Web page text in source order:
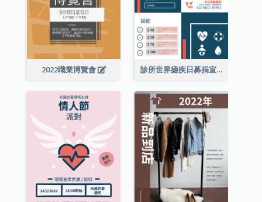
2022職業博覽會 診所世界瘧疾日募捐宣傳單張